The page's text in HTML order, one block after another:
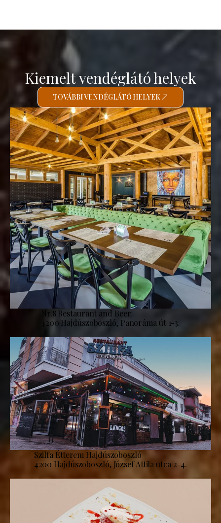
Kiemelt vendéglátó helyek
TOVÁBBI VENDÉGLÁTÓ HELYEK
Nr.8 Restaurant and Beer
4200 Hajdúszoboszló, Panoráma út 1-3.
Szilfa Étterem Hajdúszoboszló
4200 Hajdúszoboszló, József Attila utca 2-4.